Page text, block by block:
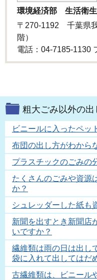
環境経済部 生活衛
〒270-1192 千葉県
階）
電話：04-7185-1130
粗大ごみ以外の出
ビニールに入ったペッ
布団の出し方がわから
プラスチックのごみの
たくさんのごみや資源
か？
シュレッダーした紙も
新聞を出すとき新聞店
いですか？
繊維類は雨の日は出し
袋に入れて出してはだ
古繊維類は、ビニール